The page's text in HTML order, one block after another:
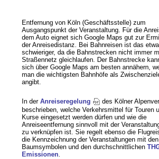
Entfernung von Köln (Geschäftsstelle) zum
Ausgangspunkt der Veranstaltung. Für die
dem Auto eignet sich Google Maps gut zur
der Anreisedistanz. Bei Bahnreisen ist das
schwieriger, da die Bahnstrecken nicht immer
Straßennetz gleichlaufen. Der Bahnstrecke
sich über Google Maps am besten annähern,
man die wichtigsten Bahnhöfe als
angibt.
In der Anreiseregelung
des Kölner
beschrieben, welche Verkehrsmittel für Touren
Kurse eingesetzt werden dürfen und wie die
Anreiseentfernung sinnvoll mit der
zu verknüpfen ist. Sie regelt ebenso die
die Kennzeichnung der Veranstaltungen mit den
Baumsymbolen und den durchschnittlichen
Emissionen.